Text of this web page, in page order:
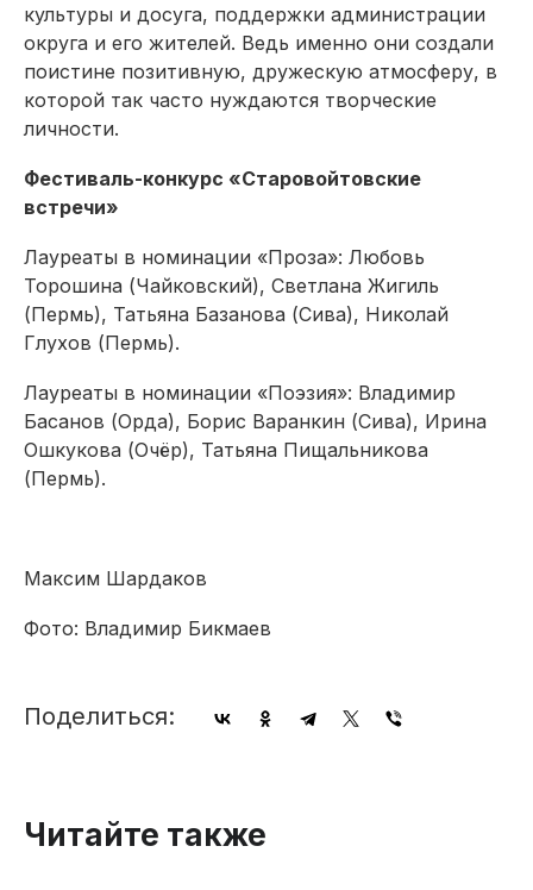
культуры и досуга, поддержки администрации
округа и его жителей. Ведь именно они создали
поистине позитивную, дружескую атмосферу, в
которой так часто нуждаются творческие
личности.
Фестиваль-конкурс «Старовойтовские
встречи»
Лауреаты в номинации «Проза»: Любовь
Торошина (Чайковский), Светлана Жигиль
(Пермь), Татьяна Базанова (Сива), Николай
Глухов (Пермь).
Лауреаты в номинации «Поэзия»: Владимир
Басанов (Орда), Борис Варанкин (Сива), Ирина
Ошкукова (Очёр), Татьяна Пищальникова
(Пермь).
Максим Шардаков
Фото: Владимир Бикмаев
Поделиться:
Читайте также